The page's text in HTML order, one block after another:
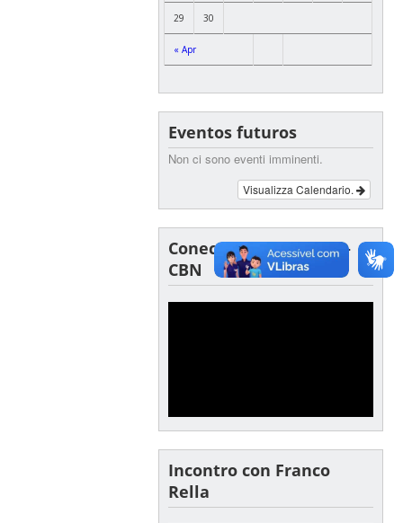
« Apr
29 30
Eventos futuros
Non ci sono eventi imminenti.
Visualizza Calendario.
Conectando Culturas –
CBN
Incontro con Franco
Rella